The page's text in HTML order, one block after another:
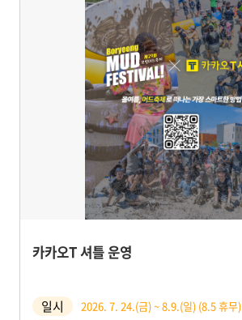
카카오T 셔틀 운영
일시 2026. 7. 24.(금) ~ 8.9.(일) (8.5 휴무)